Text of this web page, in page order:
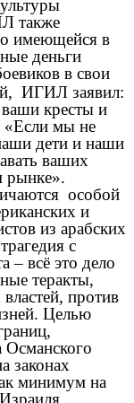
также
имеющейся в
деньги
в свои
ИГИЛ заявил:
кресты и
мы не
дети и наши
ваших
рынке».
особой
и
из арабских
с
– всё это дело
теракты,
против
Целью
Османского
законах
минимум на